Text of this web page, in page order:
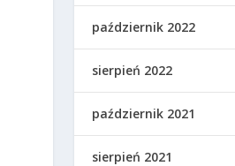
październik 2022
sierpień 2022
październik 2021
sierpień 2021